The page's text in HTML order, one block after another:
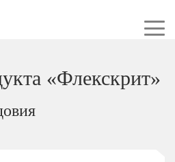
«Флекскрит»